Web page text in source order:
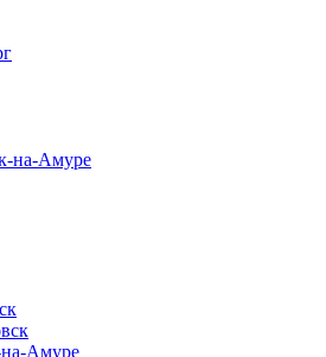
на-Амуре
Амуре